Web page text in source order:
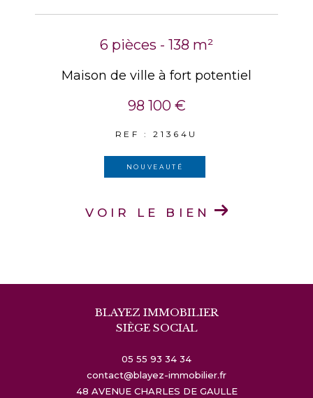
6 pièces - 138 m²
Maison de ville à fort potentiel
98 100 €
REF : 21364U
NOUVEAUTÉ
VOIR LE BIEN
BLAYEZ IMMOBILIER
SIÈGE SOCIAL
05 55 93 34 34
contact@blayez-immobilier.fr
48 AVENUE CHARLES DE GAULLE